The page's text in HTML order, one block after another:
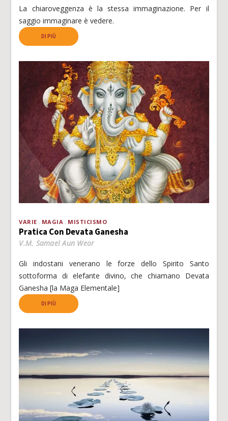
La chiaroveggenza è la stessa immaginazione. Per il
saggio immaginare è vedere.
DI PIÙ
VARIE MAGIA MISTICISMO
Pratica Con Devata Ganesha
V.M. Samael Aun Weor
Gli indostani venerano le forze dello Spirito Santo
sottoforma di elefante divino, che chiamano Devata
Ganesha [la Maga Elementale]
DI PIÙ